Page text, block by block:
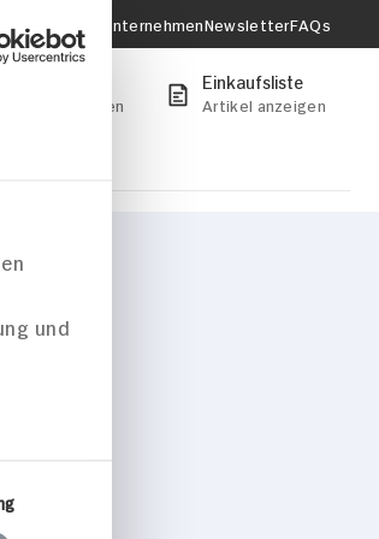
UnternehmenNewsletterFAQs
Markt wählen
Einkaufsliste
Artikel anzeigen